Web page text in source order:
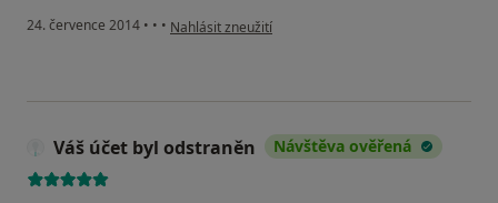
24. července 2014 • • • podle názoru uživatele Váš účet byl odstraněn
Nahlásit zneužití
Váš účet byl odstraněn Návštěva ověřená